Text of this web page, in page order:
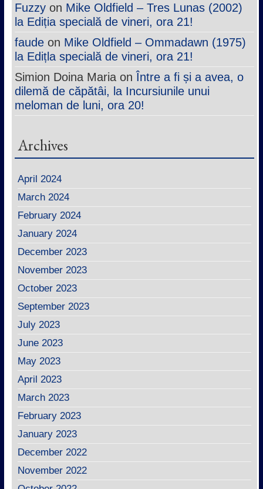
Fuzzyon Mike Oldfield – Tres Lunas (2002)
la Ediția specială de vineri, ora 21!
faudeon Mike Oldfield – Ommadawn (1975)
la Edițla specială de vineri, ora 21!
Simion Doina MariaonÎntre a fi și a avea, o
dilemă de căpătâi, la Incursiunile unui
meloman de luni, ora 20!
Archives
April 2024
March 2024
February 2024
January 2024
December 2023
November 2023
October 2023
September 2023
July 2023
June 2023
May 2023
April 2023
March 2023
February 2023
January 2023
December 2022
November 2022